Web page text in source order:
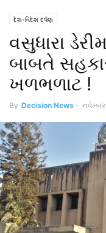
દેશ-વિદેશ દર્પણ
વસુધારા
બાબતે
ખળભળાટ !
By Decision News -